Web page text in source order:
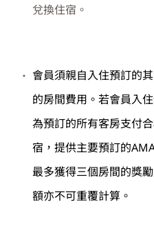
兌換住宿。
會員須親自入住預訂的
的房間費用。若會員入
為預訂的所有客房支付
宿，提供主要預訂的
最多獲得三個房間的獎
額亦不可重覆計算。